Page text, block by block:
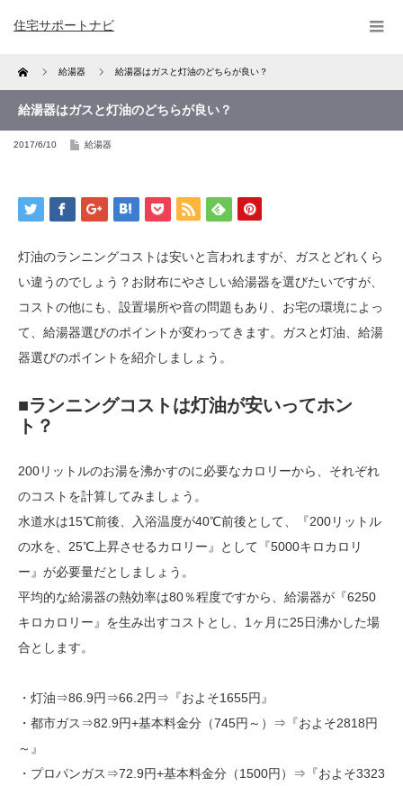
住宅サポートナビ
Home 給湯器 給湯器はガスと灯油のどちらが良い？
給湯器はガスと灯油のどちらが良い？
2017/6/10 給湯器
灯油のランニングコストは安いと言われますが、ガスとどれくら
い違うのでしょう？お財布にやさしい給湯器を選びたいですが、
コストの他にも、設置場所や音の問題もあり、お宅の環境によっ
て、給湯器選びのポイントが変わってきます。ガスと灯油、給湯
器選びのポイントを紹介しましょう。
■ランニングコストは灯油が安いってホン
ト？
200リットルのお湯を沸かすのに必要なカロリーから、それぞれ
のコストを計算してみましょう。
水道水は15℃前後、入浴温度が40℃前後として、『200リットル
の水を、25℃上昇させるカロリー』として『5000キロカロリ
ー』が必要量だとしましょう。
平均的な給湯器の熱効率は80％程度ですから、給湯器が『6250
キロカロリー』を生み出すコストとし、1ヶ月に25日沸かした場
合とします。
・灯油⇒86.9円⇒66.2円⇒『およそ1655円』
・都市ガス⇒82.9円+基本料金分（745円～）⇒『およそ2818円
～』
・プロパンガス⇒72.9円+基本料金分（1500円）⇒『およそ3323